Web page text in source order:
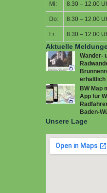
Mi: 8.30 – 12.00
Do: 8.30 – 12.00
Fr: 8.30 – 12.00
Aktuelle
Wander-
erhältlich
BW Map
App für
Baden-
Unsere Lage